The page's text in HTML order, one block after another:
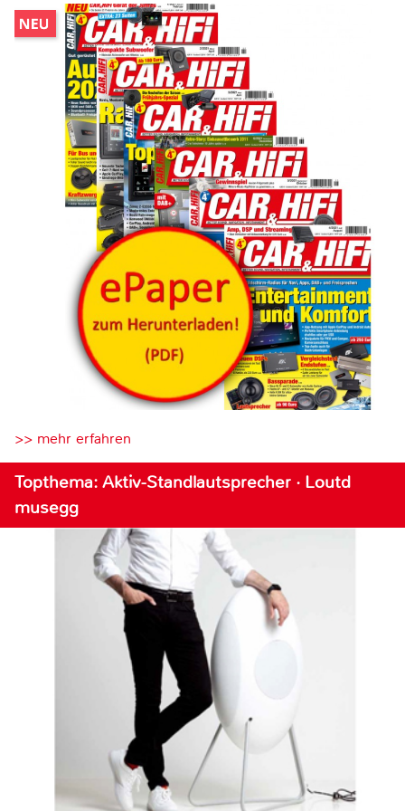
>> mehr erfahren
Topthema: Aktiv-Standlautsprecher · Loutd
musegg